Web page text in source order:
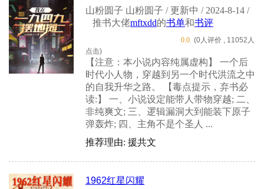
山粉圆子 山粉圆子 / 更新中 / 2024-8-14 /
推书大佬mftxdd的书单和书评
0.0 (0人评价 , 11052人
点击)
【注意：本小说内容纯属虚构】 一个后
时代小人物，穿越到另一个时代洪流之中
的自我升华之路。 【毒点提示，弃书必
读:】 一、小说设定能带人带物穿越; 二、
非纯爽文; 三、逻辑漏洞大到能装下原子
弹轰炸; 四、主角不是个圣人 ...
推荐理由: 援共文
1962红星闪耀